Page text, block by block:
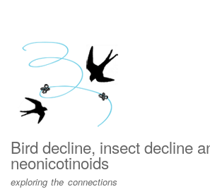
menu
Bird decline, insect decline
neonicotinoids
exploring the connections